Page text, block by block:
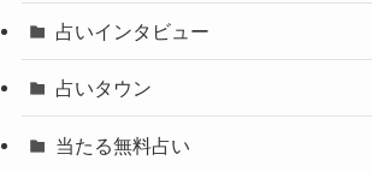
占いインタビュー
占いタウン
当たる無料占い